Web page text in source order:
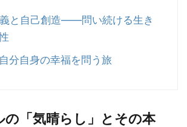
と自己創造――問い続ける生き
自身の幸福を問う旅
の「気晴らし」とその本